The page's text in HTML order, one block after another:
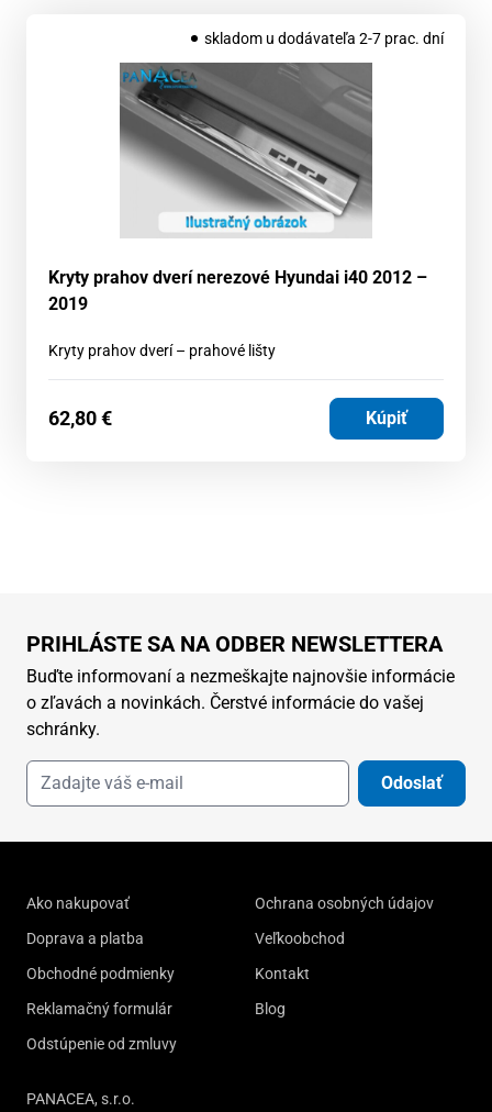
skladom u dodávateľa 2-7 prac. dní
Kryty prahov dverí nerezové Hyundai i40 2012 –
2019
Kryty prahov dverí – prahové lišty
62,80€ Kúpiť
PRIHLÁSTE SA NA ODBER NEWSLETTERA
Buďte informovaní a nezmeškajte najnovšie informácie
o zľavách a novinkách. Čerstvé informácie do vašej
schránky.
Odoslať
Ako nakupovať
Doprava a platba
Obchodné podmienky
Reklamačný formulár
Odstúpenie od zmluvy
Ochrana osobných údajov
Veľkoobchod
Kontakt
Blog
PANACEA, s.r.o.